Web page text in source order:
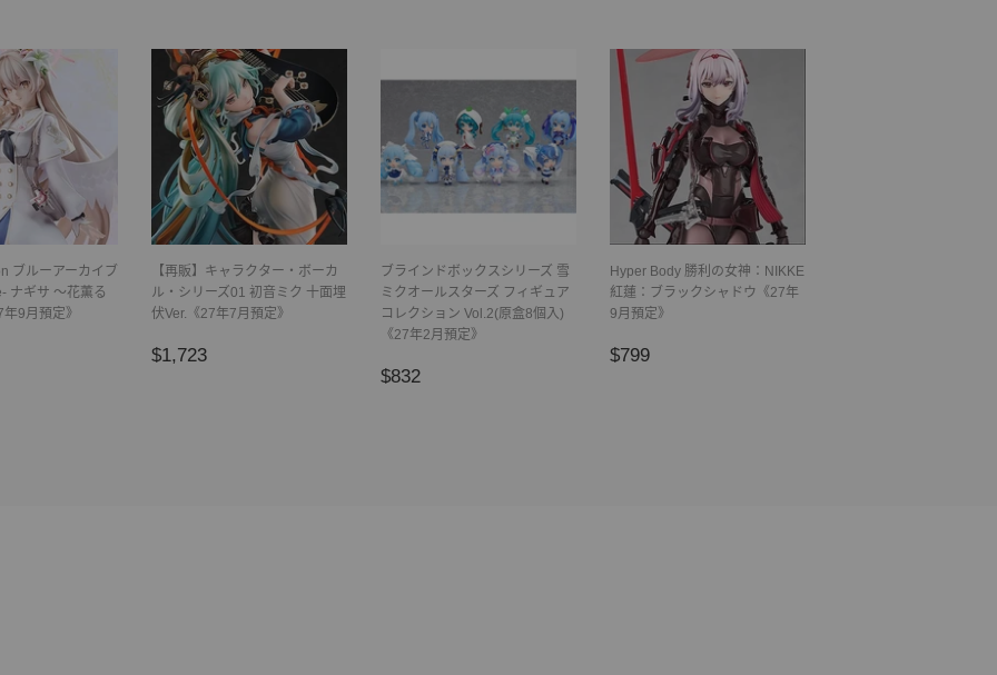
ブルーアーカイブ
ナギサ ～花薫る
9月預定》
【再販】キャラクター・ボーカ
ル・シリーズ01 初音ミク 十面埋
伏Ver.《27年7月預定》
正
$1,723
ブラインドボックスシリーズ 雪
ミクオールスターズ フィギュア
コレクション Vol.2(原盒8個入)
《27年2月預定》
正
$832
Hyper Body 勝利の女神：NIKKE
紅蓮：ブラックシャドウ《27年
9月預定》
正
$799